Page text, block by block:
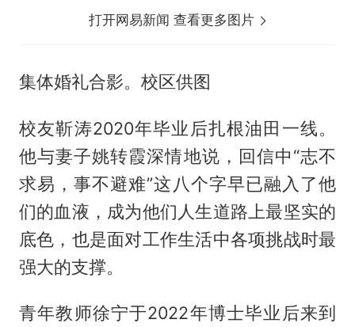
打开网易新闻 查看更多图片
集体婚礼合影。校区供图
校友靳涛2020年毕业后扎根油田一线。
他与妻子姚转霞深情地说，回信中“志不
求易，事不避难”这八个字早已融入了他
们的血液，成为他们人生道路上最坚实的
底色，也是面对工作生活中各项挑战时最
强大的支撑。
青年教师徐宁于2022年博士毕业后来到